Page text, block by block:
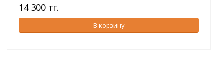
14 300 тг.
В корзину